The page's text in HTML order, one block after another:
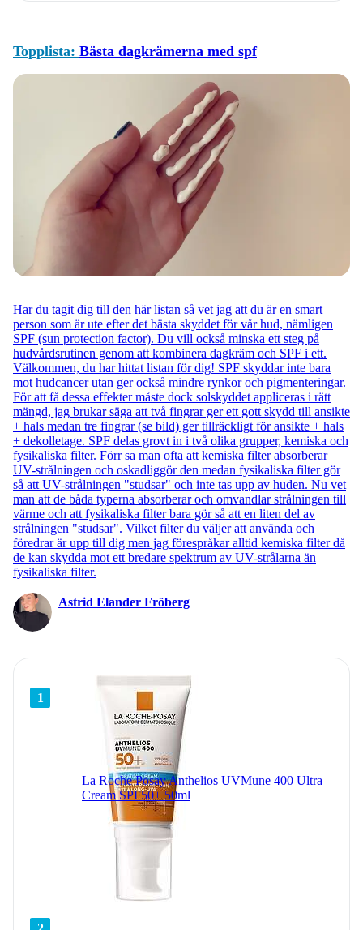
Topplista: Bästa dagkrämerna med spf
Har du tagit dig till den här listan så vet jag att du är en smart
person som är ute efter det bästa skyddet för vår hud, nämligen
SPF (sun protection factor). Du vill också minska ett steg på
hudvårdsrutinen genom att kombinera dagkräm och SPF i ett.
Välkommen, du har hittat listan för dig! SPF skyddar inte bara
mot hudcancer utan ger också mindre rynkor och pigmenteringar.
För att få dessa effekter måste dock solskyddet appliceras i rätt
mängd, jag brukar säga att två fingrar ger ett gott skydd till ansikte
+ hals medan tre fingrar (se bild) ger tillräckligt för ansikte + hals
+ dekolletage. SPF delas grovt in i två olika grupper, kemiska och
fysikaliska filter. Förr sa man ofta att kemiska filter absorberar
UV-strålningen och oskadliggör den medan fysikaliska filter gör
så att UV-strålningen "studsar" och inte tas upp av huden. Nu vet
man att de båda typerna absorberar och omvandlar strålningen till
värme och att fysikaliska filter bara gör så att en liten del av
strålningen "studsar". Vilket filter du väljer att använda och
föredrar är upp till dig men jag förespråkar alltid kemiska filter då
de kan skydda mot ett bredare spektrum av UV-strålarna än
fysikaliska filter.
Astrid Elander Fröberg
1
La Roche Posay Anthelios UVMune 400 Ultra
Cream SPF50+ 50ml